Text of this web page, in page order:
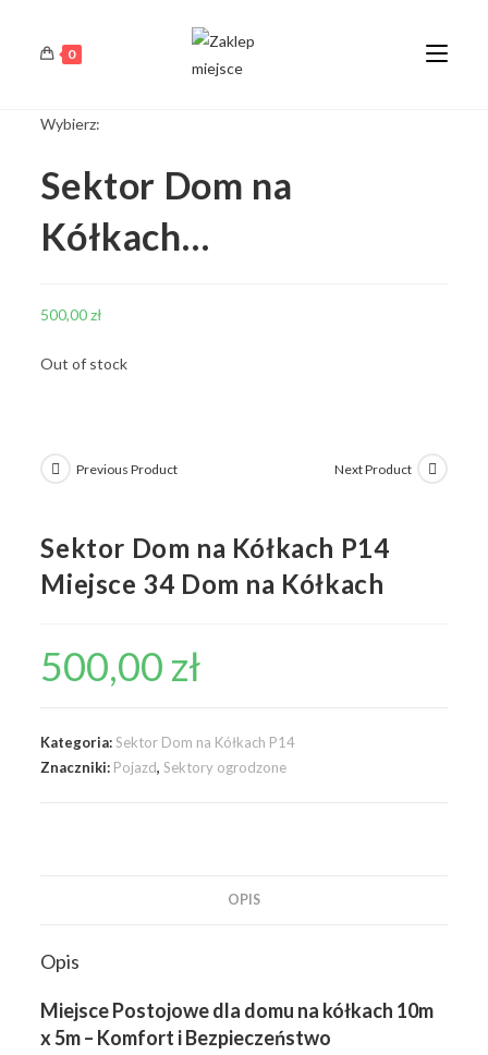
0
Wybierz:
Sektor Dom na
Kółkach…
500,00zł
Out of stock
Previous Product Next Product
Sektor Dom na Kółkach P14
Miejsce 34 Dom na Kółkach
500,00 zł
Kategoria:Sektor Dom na Kółkach P14
Znaczniki: Pojazd,Sektory ogrodzone
OPIS
Opis
Miejsce Postojowe dla domu na kółkach 10m
x 5m – Komfort i Bezpieczeństwo